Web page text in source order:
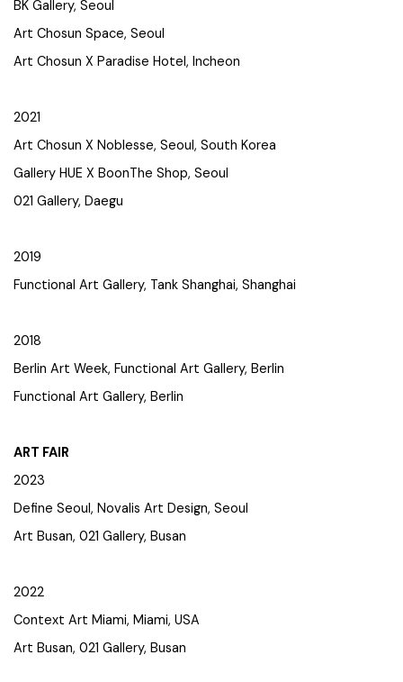
BK Gallery, Seoul
Art Chosun Space, Seoul
Art Chosun X Paradise Hotel, Incheon
2021
Art Chosun X Noblesse, Seoul, South Korea
Gallery HUE X BoonThe Shop, Seoul
021 Gallery, Daegu
2019
Functional Art Gallery, Tank Shanghai, Shanghai
2018
Berlin Art Week, Functional Art Gallery, Berlin
Functional Art Gallery, Berlin
ART FAIR
2023
Define Seoul, Novalis Art Design, Seoul
Art Busan, 021 Gallery, Busan
2022
Context Art Miami, Miami, USA
Art Busan, 021 Gallery, Busan